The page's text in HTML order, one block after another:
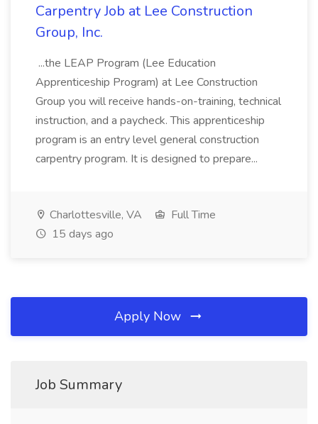
Carpentry Job at Lee Construction
Group, Inc.
...the LEAP Program (Lee Education
Apprenticeship Program) at Lee Construction
Group you will receive hands-on-training, technical
instruction, and a paycheck. This apprenticeship
program is an entry level general construction
carpentry program. It is designed to prepare...
Charlottesville, VA
Full Time
15 days ago
Apply Now
Job Summary